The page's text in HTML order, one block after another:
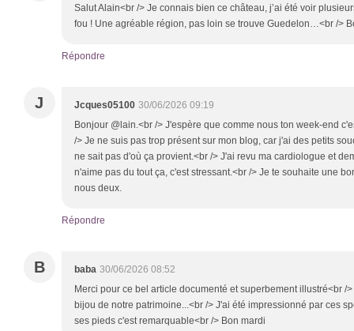
Salut Alain<br /> Je connais bien ce château, j’ai été voir
fou ! Une agréable région, pas loin se trouve Guedelon…<br />
Répondre
J Jcques05100 30/06/2026 09:19
Bonjour @lain.<br /> J'espère que comme nous ton week-end
/> Je ne suis pas trop présent sur mon blog, car j'ai des petits
ne sait pas d'où ça provient.<br /> J'ai revu ma cardiologue et
n'aime pas du tout ça, c'est stressant.<br /> Je te souhaite une
nous deux.
Répondre
B baba 30/06/2026 08:52
Merci pour ce bel article documenté et superbement illustré<br /
bijou de notre patrimoine...<br /> J'ai été impressionné par ces
ses pieds c'est remarquable<br /> Bon mardi